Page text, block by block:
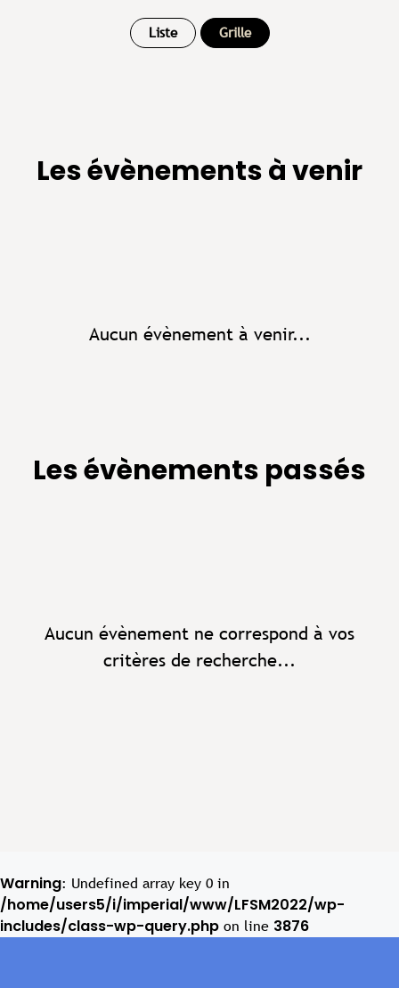
Liste Grille
Les évènements à venir
Aucun évènement à venir...
Les évènements passés
Aucun évènement ne correspond à vos
critères de recherche...
Warning: Undefined array key 0 in
/home/users5/i/imperial/www/LFSM2022/wp-
includes/class-wp-query.php on line 3876